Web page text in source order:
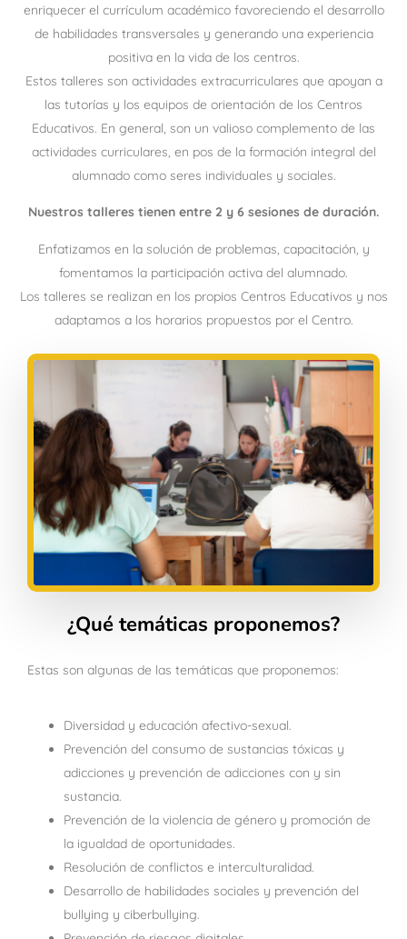
enriquecer el currículum académico favoreciendo el desarrollo
de habilidades transversales y generando una experiencia
positiva en la vida de los centros.
Estos talleres son actividades extracurriculares que apoyan a
las tutorías y los equipos de orientación de los Centros
Educativos. En general, son un valioso complemento de las
actividades curriculares, en pos de la formación integral del
alumnado como seres individuales y sociales.
Nuestros talleres tienen entre 2 y 6 sesiones de duración.
Enfatizamos en la solución de problemas, capacitación, y
fomentamos la participación activa del alumnado.
Los talleres se realizan en los propios Centros Educativos y nos
adaptamos a los horarios propuestos por el Centro.
¿Qué temáticas proponemos?
Estas son algunas de las temáticas que proponemos:
Diversidad y educación afectivo-sexual.
Prevención del consumo de sustancias tóxicas y
adicciones y prevención de adicciones con y sin
sustancia.
Prevención de la violencia de género y promoción de
la igualdad de oportunidades.
Resolución de conflictos e interculturalidad.
Desarrollo de habilidades sociales y prevención del
bullying y ciberbullying.